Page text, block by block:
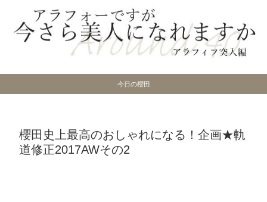
今日の櫻田
櫻田史上最高のおしゃれになる！企画★軌
道修正2017AWその2